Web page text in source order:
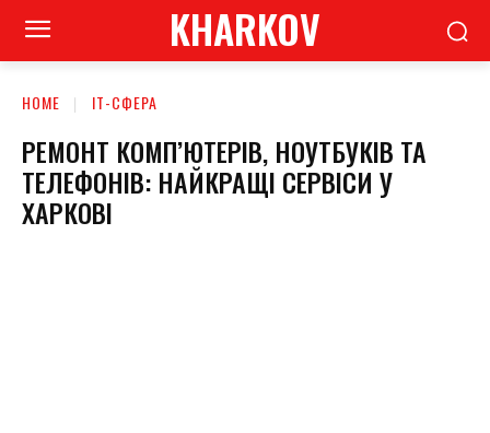
KHARKOV
HOME ІТ-СФЕРА
РЕМОНТ КОМП’ЮТЕРІВ, НОУТБУКІВ ТА
ТЕЛЕФОНІВ: НАЙКРАЩІ СЕРВІСИ У
ХАРКОВІ